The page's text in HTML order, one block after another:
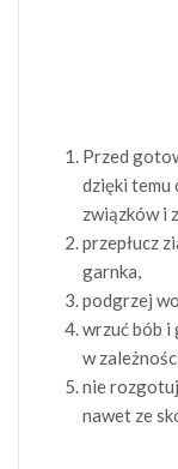
Przed
dzięki temu
związków i
przepłucz
garnka,
podgrzej
wrzuć bób i
w
nie rozgotuj
nawet ze